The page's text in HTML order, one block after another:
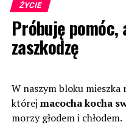
ŻYCIE
Próbuję pomóc,
zaszkodzę
W naszym bloku mieszka
której macocha kocha
morzy głodem i chłodem.